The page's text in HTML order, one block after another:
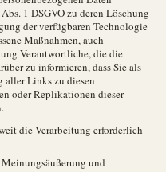
1 DSGVO zu deren Löschung
der verfügbaren Technologie
Maßnahmen, auch
Verantwortliche, die die
zu informieren, dass Sie als
aller Links zu diesen
oder Replikationen dieser
die Verarbeitung erforderlich
und